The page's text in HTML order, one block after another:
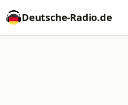
Deutsche-Radio.de